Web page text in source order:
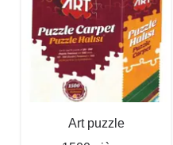
Art puzzle